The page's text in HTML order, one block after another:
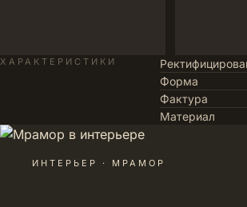
ХАРАКТЕРИСТИКИ
Форма
Фактура
Материал
ИНТЕРЬЕР · МРАМОР